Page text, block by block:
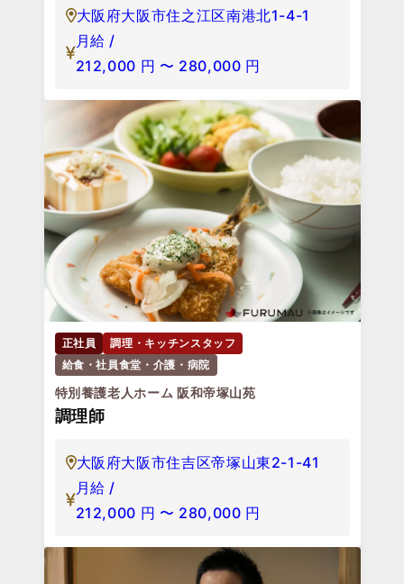
大阪府大阪市住之江区南港北1-4-1
月給 /
212,000 円 〜 280,000 円
正社員
調理・キッチンスタッフ
給食・社員食堂・介護・病院
特別養護老人ホーム 阪和帝塚山苑
調理師
大阪府大阪市住吉区帝塚山東2-1-41
月給 /
212,000 円 〜 280,000 円